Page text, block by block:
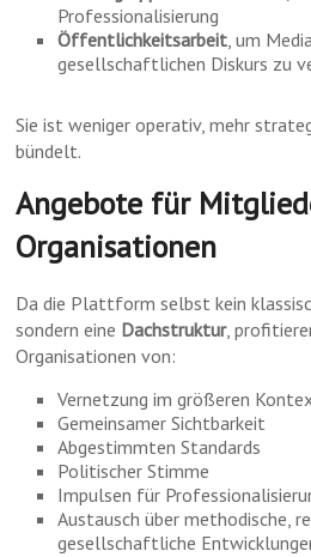
Professionalisierung
Öffentlichkeitsarbeit, um
gesellschaftlichen Diskurs zu
Sie ist weniger operativ, mehr
bündelt.
Angebote für
Organisationen
Da die Plattform selbst kein
sondern eine Dachstruktur,
Organisationen von:
Vernetzung im größeren
Gemeinsamer Sichtbarkeit
Abgestimmten Standards
Politischer Stimme
Impulsen für
Austausch über methodische,
gesellschaftliche